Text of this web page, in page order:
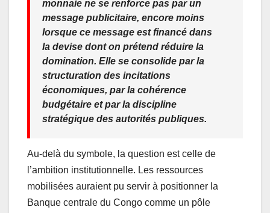
monnaie ne se renforce pas par un
message publicitaire, encore moins
lorsque ce message est financé dans
la devise dont on prétend réduire la
domination. Elle se consolide par la
structuration des incitations
économiques, par la cohérence
budgétaire et par la discipline
stratégique des autorités publiques.
Au-delà du symbole, la question est celle de
l’ambition institutionnelle. Les ressources
mobilisées auraient pu servir à positionner la
Banque centrale du Congo comme un pôle